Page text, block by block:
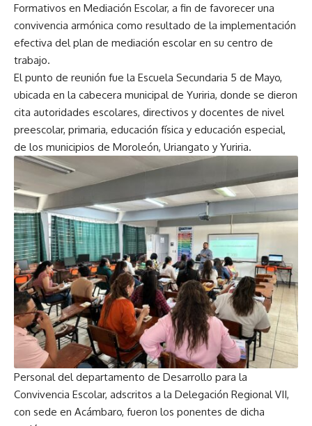
Formativos en Mediación Escolar, a fin de favorecer una
convivencia armónica como resultado de la implementación
efectiva del plan de mediación escolar en su centro de
trabajo.
El punto de reunión fue la Escuela Secundaria 5 de Mayo,
ubicada en la cabecera municipal de Yuriria, donde se dieron
cita autoridades escolares, directivos y docentes de nivel
preescolar, primaria, educación física y educación especial,
de los municipios de Moroleón, Uriangato y Yuriria.
Personal del departamento de Desarrollo para la
Convivencia Escolar, adscritos a la Delegación Regional VII,
con sede en Acámbaro, fueron los ponentes de dicha